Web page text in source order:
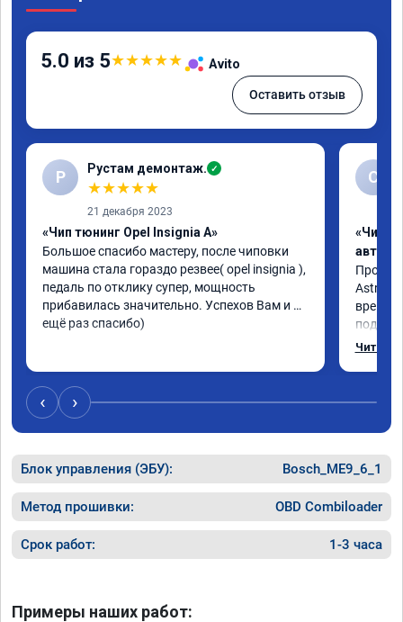
5.0 из 5★★★★★ Avito
Оставить отзыв
Р Рустам демонтаж. ✓
★★★★★
21 декабря 2023
«Чип тюнинг Opel Insignia A»
Большое спасибо мастеру, после чиповки
машина стала гораздо резвее( opel insignia ),
педаль по отклику супер, мощность
прибавилась значительно. Успехов Вам и
ещё раз спасибо)
С
«Чип
Astra J
стала
Читать
‹ ›
Блок управления (ЭБУ): Bosch_ME9_6_1
Метод прошивки: OBD Combiloader
Срок работ: 1-3 часа
Примеры наших работ: